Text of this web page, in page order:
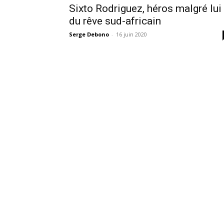
Sixto Rodriguez, héros malgré lui
du rêve sud-africain
Serge Debono - 16 juin 2020